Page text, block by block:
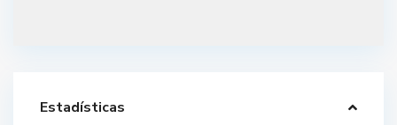
Estadísticas